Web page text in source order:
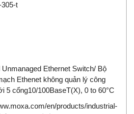
t
Unmanaged Ethernet Switch/ Bộ
Ethenet không quản lý công
5 cổng10/100BaseT(X), 0 to 60°C
en/products/industrial-